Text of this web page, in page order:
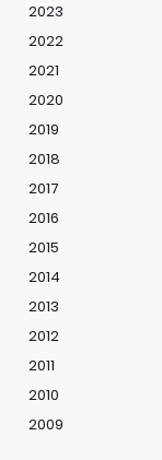
2023
2022
2021
2020
2019
2018
2017
2016
2015
2014
2013
2012
2011
2010
2009